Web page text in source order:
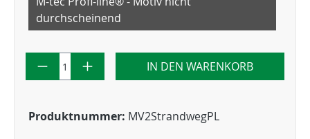
durchscheinend
IN DEN WARENKORB
Produktnummer: MV2StrandwegPL